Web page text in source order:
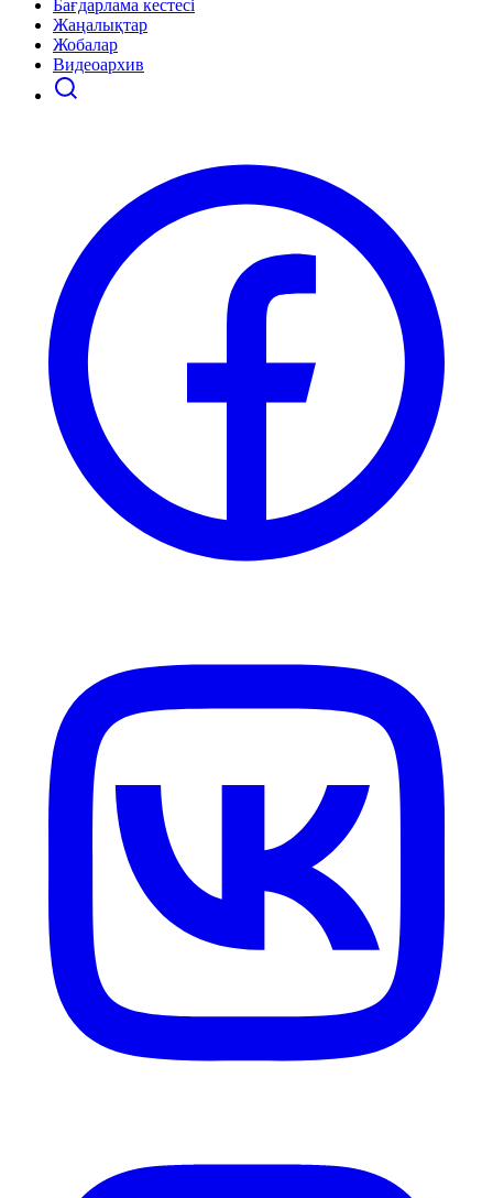
Бағдарлама кестесі
Жаңалықтар
Жобалар
Видеоархив